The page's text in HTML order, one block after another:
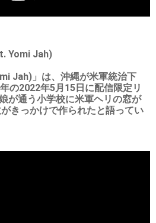
Yomi Jah)
Jah)」は、沖縄が米軍統治下
の2022年5月15日に配信限定リ
が通う小学校に米軍ヘリの窓が
きっかけで作られたと語ってい